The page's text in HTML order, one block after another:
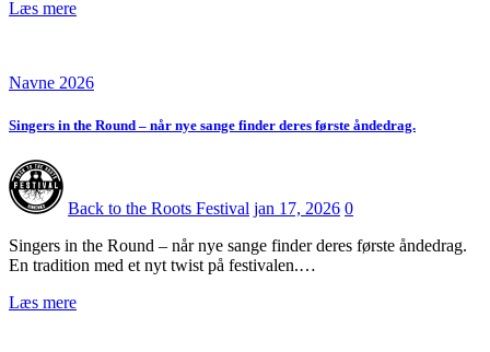
Læs mere
Navne 2026
Singers in the Round – når nye sange finder deres første åndedrag.
Back to the Roots Festival jan 17, 2026 0
Singers in the Round – når nye sange finder deres første åndedrag.
En tradition med et nyt twist på festivalen.…
Læs mere